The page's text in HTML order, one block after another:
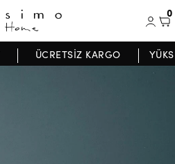
0
ÜCRETSİZ KARGO